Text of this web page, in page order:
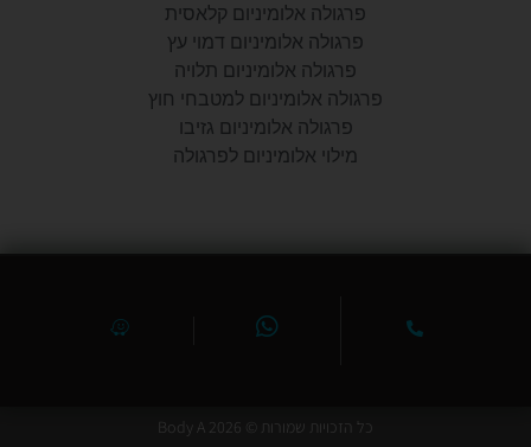
פרגולה אלומיניום קלאסית
פרגולה אלומיניום דמוי עץ
פרגולה אלומיניום תלויה
פרגולה אלומיניום למטבחי חוץ
פרגולה אלומיניום גזיבו
מילוי אלומיניום לפרגולה
כל הזכויות שמורות © Body A 2026